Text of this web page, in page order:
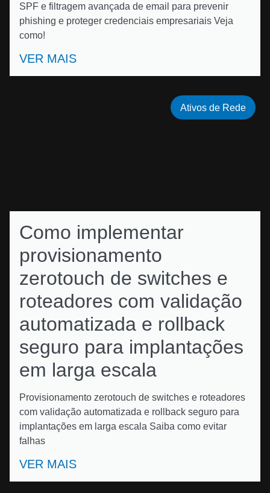
SPF e filtragem avançada de email para prevenir
phishing e proteger credenciais empresariais Veja
como!
VER MAIS
Como implementar
provisionamento
zerotouch de switches e
roteadores com validação
automatizada e rollback
seguro para implantações
em larga escala
Provisionamento zerotouch de switches e roteadores
com validação automatizada e rollback seguro para
implantações em larga escala Saiba como evitar
falhas
VER MAIS
Ativos de Rede